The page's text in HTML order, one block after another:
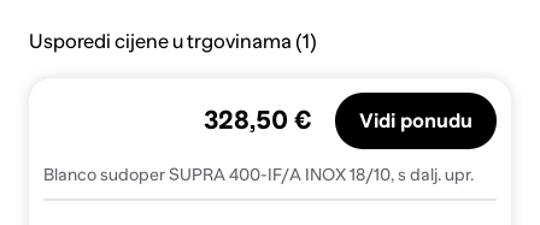
Usporedi cijene u trgovinama (1)
Blanco sudoper SUPRA 400-IF/A INOX 18/10, s dalj. upr.
328,50 € Vidi ponudu